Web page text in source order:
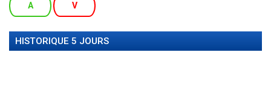
A V
HISTORIQUE 5 JOURS